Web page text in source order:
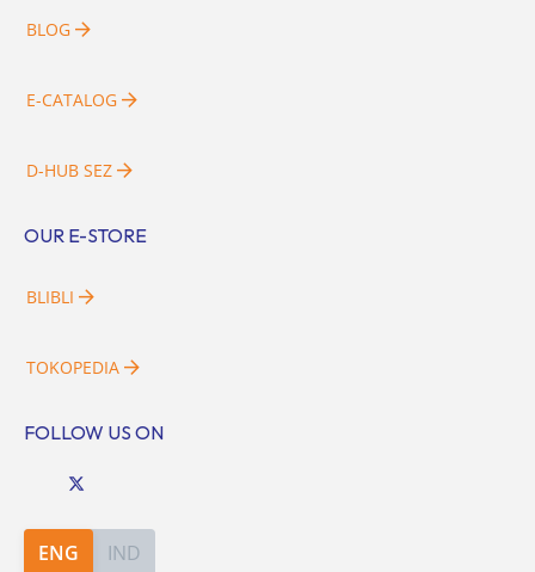
BLOG
E-CATALOG
D-HUB SEZ
OUR E-STORE
BLIBLI
TOKOPEDIA
FOLLOW US ON
ENG IND